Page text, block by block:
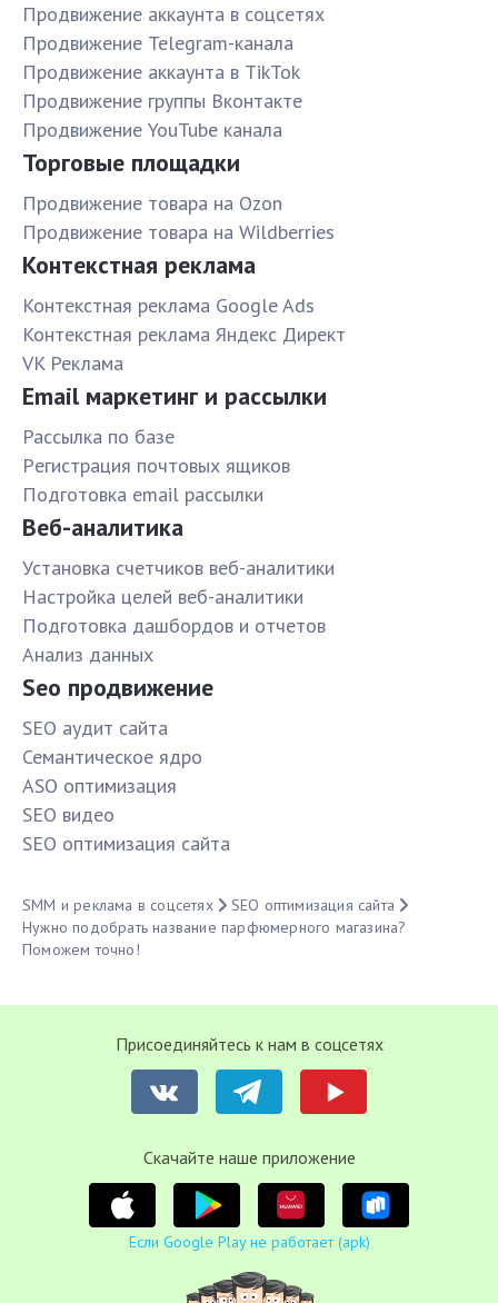
Продвижение аккаунта в соцсетях
Продвижение Telegram-канала
Продвижение аккаунта в TikTok
Продвижение группы Вконтакте
Продвижение YouTube канала
Торговые площадки
Продвижение товара на Ozon
Продвижение товара на Wildberries
Контекстная реклама
Контекстная реклама Google Ads
Контекстная реклама Яндекс Директ
VK Реклама
Email маркетинг и рассылки
Рассылка по базе
Pегистрация почтовых ящиков
Подготовка email рассылки
Веб-аналитика
Установка счетчиков веб-аналитики
Настройка целей веб-аналитики
Подготовка дашбордов и отчетов
Анализ данных
Seo продвижение
SЕО аудит сайта
Семантическое ядро
ASO оптимизация
SЕО видео
SЕО оптимизация сайта
SMM и реклама в соцсетях
SЕО оптимизация сайта
Нужно подобрать название парфюмерного магазина?
Поможем точно!
Присоединяйтесь к нам в соцсетях
Cкачайте наше приложение
Если Google Play не работает (apk)